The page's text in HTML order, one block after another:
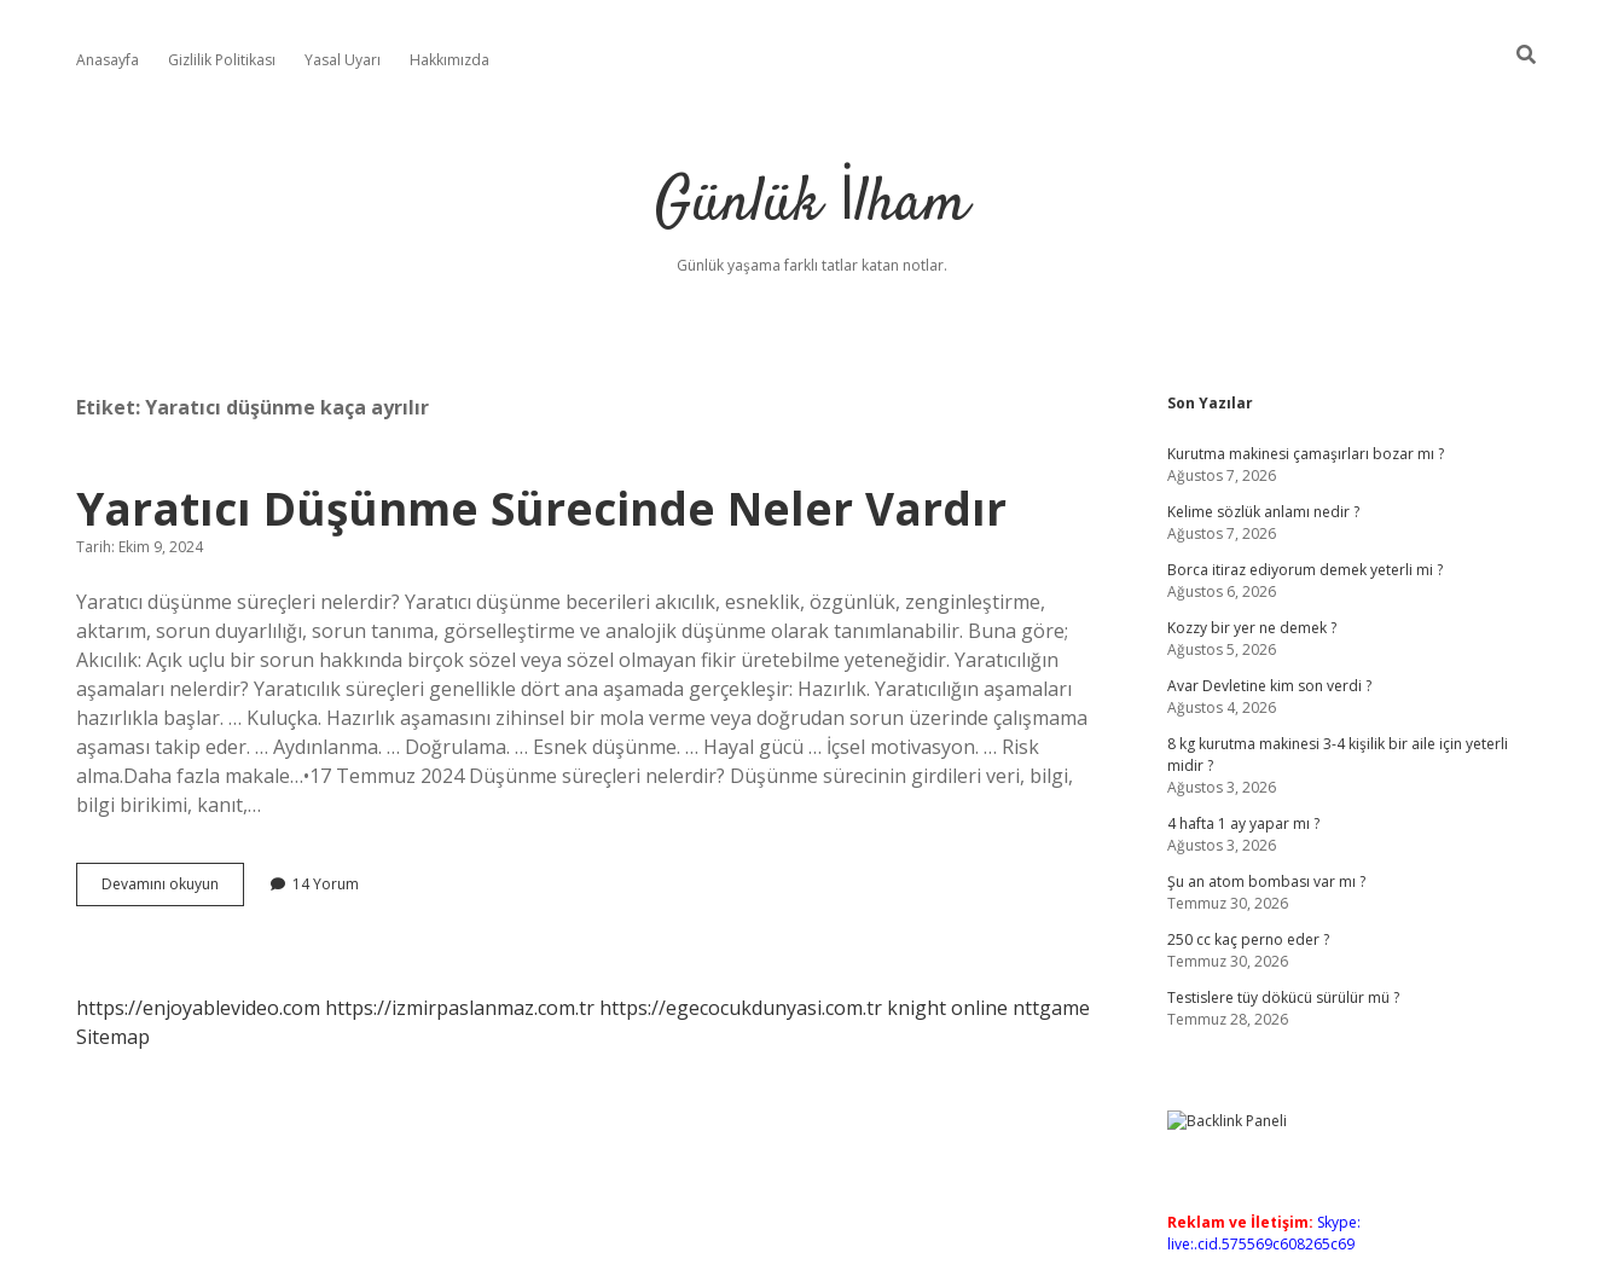
Anasayfa Gizlilik Politikası Yasal Uyarı Hakkımızda
Günlük İlham
Günlük yaşama farklı tatlar katan notlar.
Etiket:Yaratıcı düşünme kaça ayrılır
Yaratıcı Düşünme Sürecinde Neler Vardır
Tarih: Ekim 9, 2024
Yaratıcı düşünme süreçleri nelerdir? Yaratıcı düşünme becerileri akıcılık, esneklik, özgünlük, zenginleştirme,
aktarım, sorun duyarlılığı, sorun tanıma, görselleştirme ve analojik düşünme olarak tanımlanabilir. Buna göre;
Akıcılık: Açık uçlu bir sorun hakkında birçok sözel veya sözel olmayan fikir üretebilme yeteneğidir. Yaratıcılığın
aşamaları nelerdir? Yaratıcılık süreçleri genellikle dört ana aşamada gerçekleşir: Hazırlık. Yaratıcılığın aşamaları
hazırlıkla başlar. … Kuluçka. Hazırlık aşamasını zihinsel bir mola verme veya doğrudan sorun üzerinde çalışmama
aşaması takip eder. … Aydınlanma. … Doğrulama. … Esnek düşünme. … Hayal gücü … İçsel motivasyon. … Risk
alma.Daha fazla makale…•17 Temmuz 2024 Düşünme süreçleri nelerdir? Düşünme sürecinin girdileri veri, bilgi,
bilgi birikimi, kanıt,…
Devamını okuyun
Düşünme
14 Yorum
https://enjoyablevideo.com https://izmirpaslanmaz.com.tr https://egecocukdunyasi.com.tr knight online nttgame
Sitemap
Sidebar
Son Yazılar
Kurutma makinesi çamaşırları bozar mı ?
Ağustos 7, 2026
Kelime sözlük anlamı nedir ?
Ağustos 7, 2026
Borca itiraz ediyorum demek yeterli mi ?
Ağustos 6, 2026
Kozzy bir yer ne demek ?
Ağustos 5, 2026
Avar Devletine kim son verdi ?
Ağustos 4, 2026
8 kg kurutma makinesi 3-4 kişilik bir aile için yeterli
midir ?
Ağustos 3, 2026
4 hafta 1 ay yapar mı ?
Ağustos 3, 2026
Şu an atom bombası var mı ?
Temmuz 30, 2026
250 cc kaç perno eder ?
Temmuz 30, 2026
Testislere tüy dökücü sürülür mü ?
Temmuz 28, 2026
Reklam ve İletişim: Skype:
live:.cid.575569c608265c69